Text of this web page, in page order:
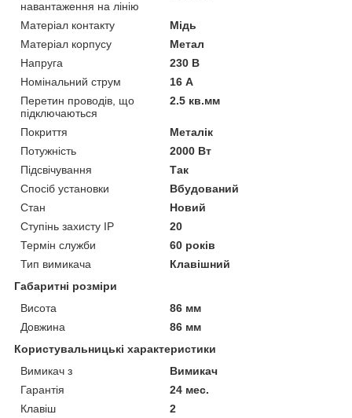
навантаження на лінію
Матеріал контакту
Мідь
Матеріал корпусу
Метал
Напруга
230 В
Номінальний струм
16 А
Перетин проводів, що
підключаються
2.5 кв.мм
Покриття
Металік
Потужність
2000 Вт
Підсвічування
Так
Спосіб установки
Вбудований
Стан
Новий
Ступінь захисту IP
20
Термін служби
60 років
Тип вимикача
Клавішний
Габаритні розміри
Висота
86 мм
Довжина
86 мм
Користувальницькі характеристики
Вимикач з
Вимикач
Гарантія
24 мес.
Клавіш
2